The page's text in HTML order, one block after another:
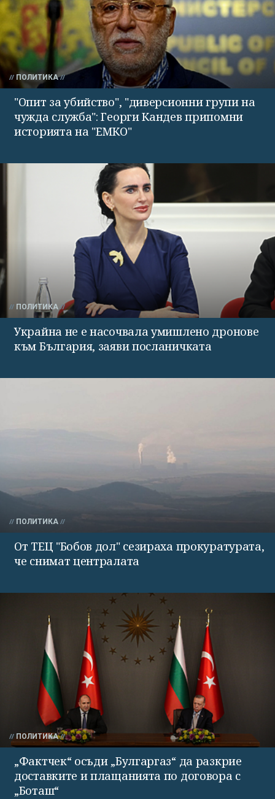
ПОЛИТИКА
"Опит за убийство", "диверсионни групи на
чужда служба": Георги Кандев припомни
историята на "ЕМКО"
ПОЛИТИКА
Украйна не е насочвала умишлено дронове
към България, заяви посланичката
ПОЛИТИКА
От ТЕЦ "Бобов дол" сезираха прокуратурата,
че снимат централата
ПОЛИТИКА
„Фактчек“ осъди „Булгаргаз“ да разкрие
доставките и плащанията по договора с
„Боташ“